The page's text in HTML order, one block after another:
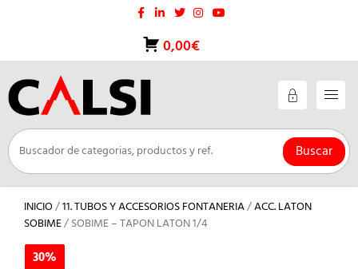
0,00€
Buscar
INICIO/11. TUBOS Y ACCESORIOS FONTANERIA/ACC. LATON
SOBIME/ SOBIME – TAPON LATON 1/4
30%
30%